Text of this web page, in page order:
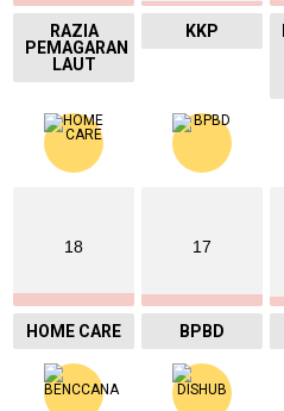
RAZIA
PEMAGARAN
LAUT
KKP
18
HOME CARE
17
BPBD